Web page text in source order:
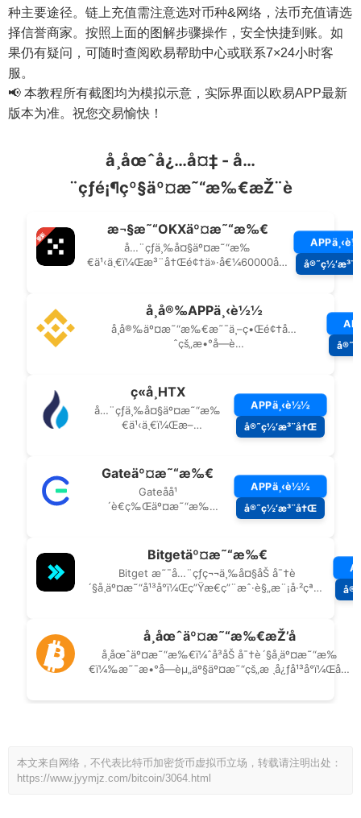
种主要途径。链上充值需注意选对币种&网络，法币充值请选
择信誉商家。按照上面的图解步骤操作，安全快捷到账。如
果仍有疑问，可随时查阅欧易帮助中心或联系7×24小时客
服。
📢 本教程所有截图均为模拟示意，实际界面以欧易APP最新
版本为准。祝您交易愉快！
本文来自网络，不代表比特币加密货币虚拟币立场，转载请注明出处：
https://www.jyymjz.com/bitcoin/3064.html